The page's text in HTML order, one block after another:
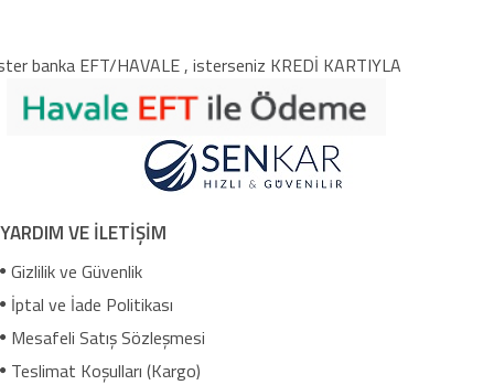
banka EFT/HAVALE , isterseniz KREDİ KARTIYLA
YARDIM VE İLETİŞİM
Gizlilik ve Güvenlik
İptal ve İade Politikası
Mesafeli Satış Sözleşmesi
Teslimat Koşulları (Kargo)